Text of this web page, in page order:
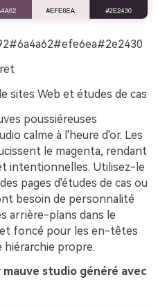
sites Web et études de cas
poussiéreuses
calme à l'heure d'or. Les
le magenta, rendant
intentionnelles. Utilisez-le
pages d'études de cas ou
besoin de personnalité
arrière-plans dans le
foncé pour les en-têtes
propre.
studio généré avec